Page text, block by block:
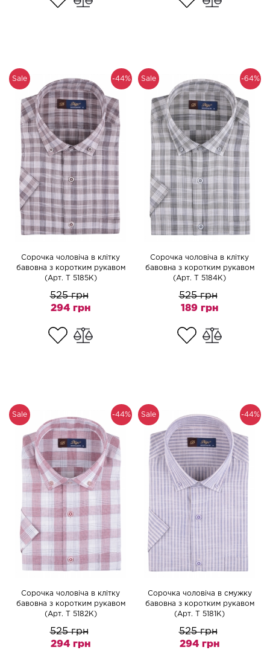
-44%
Sale
Сорочка чоловіча в клітку
бавовна з коротким рукавом
(Арт. T 5185K)
525 грн
294 грн
-64%
Sale
Сорочка чоловіча в клітку
бавовна з коротким рукавом
(Арт. T 5184K)
525 грн
189 грн
-44%
Sale
Сорочка чоловіча в клітку
бавовна з коротким рукавом
(Арт. T 5182K)
525 грн
294 грн
-44%
Sale
Сорочка чоловіча в смужку
бавовна з коротким рукавом
(Арт. T 5181K)
525 грн
294 грн